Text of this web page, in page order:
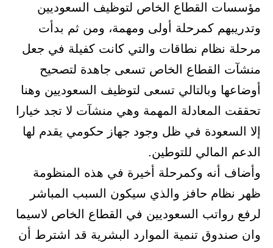
مؤسسات القطاع الخاص لتوظيف السعوديين
وتدريبهم كمرحلة أولى ومهمة، ومن ثم بدأت
مرحلة نظام نطاقات والتي كانت كفيلة في جعل
منشآت القطاع الخاص تسعى جاهدة لتصحيح
أوضاعها وبالتالي تسعى لتوظيف السعوديين وهنا
تحققت المعادلة المهمة وهي منشآت لا تجد خيارا
إلا السعودة في ظل وجود جهاز حكومي يقدم لها
الدعم المالي للتوطين.
وأضاف أنه وكمرحلة أخيرة في هذه المنظومة
ظهر نظام حافز والذي سيكون السبب المباشر
لرفع رواتب السعوديين في القطاع الخاص لاسيما
وان صندوق تنمية الموارد البشرية قد اشترط أن